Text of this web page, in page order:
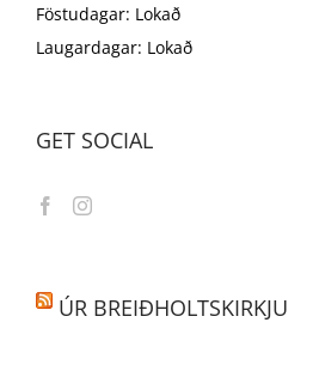
Föstudagar: Lokað
Laugardagar: Lokað
GET SOCIAL
ÚR BREIÐHOLTSKIRKJU